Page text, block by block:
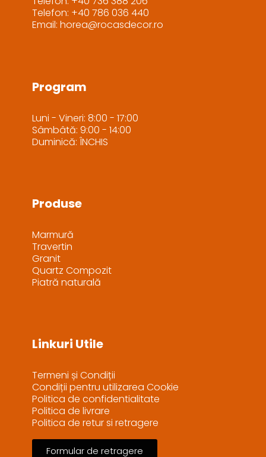
Telefon: +40 786 036 440
Email: horea@rocasdecor.ro
Program
Luni - Vineri: 8:00 - 17:00
Sâmbâtă: 9:00 - 14:00
Duminică: ÎNCHIS
Produse
Marmură
Travertin
Granit
Quartz Compozit
Piatră naturală
Linkuri Utile
Termeni și Condiții
Condiții pentru utilizarea Cookie
Politica de confidentialitate
Politica de livrare
Politica de retur si retragere
Formular de retragere